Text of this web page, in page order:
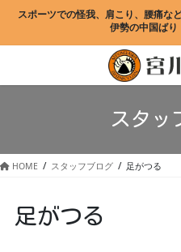
テ
ゲ
動
スポーツでの怪我、肩こり、腰痛な
伊勢の中国ばり
スタッ
HOME スタッフブログ 足がつる
足がつる